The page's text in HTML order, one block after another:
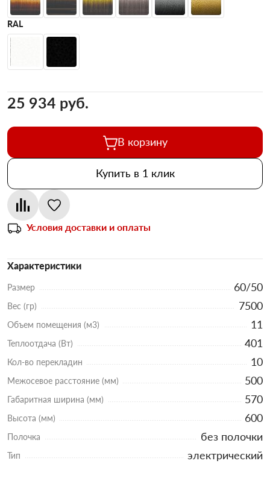
RAL
25 934 pуб.
В корзину
Купить в 1 клик
Условия доставки и оплаты
Характеристики
Размер 60/50
Вес (гр) 7500
Объем помещения (м3) 11
Теплоотдача (Вт) 401
Кол-во перекладин 10
Межосевое расстояние (мм) 500
Габаритная ширина (мм) 570
Высота (мм) 600
Полочка без полочки
Тип электрический